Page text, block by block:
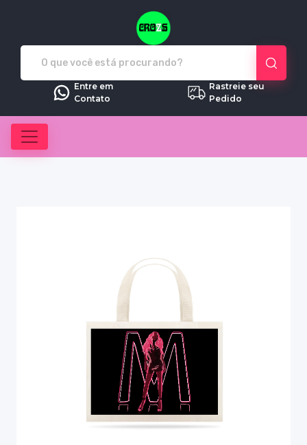
Crozs - Camisetas e produtos
Entre em
Contato
Rastreie seu
Pedido